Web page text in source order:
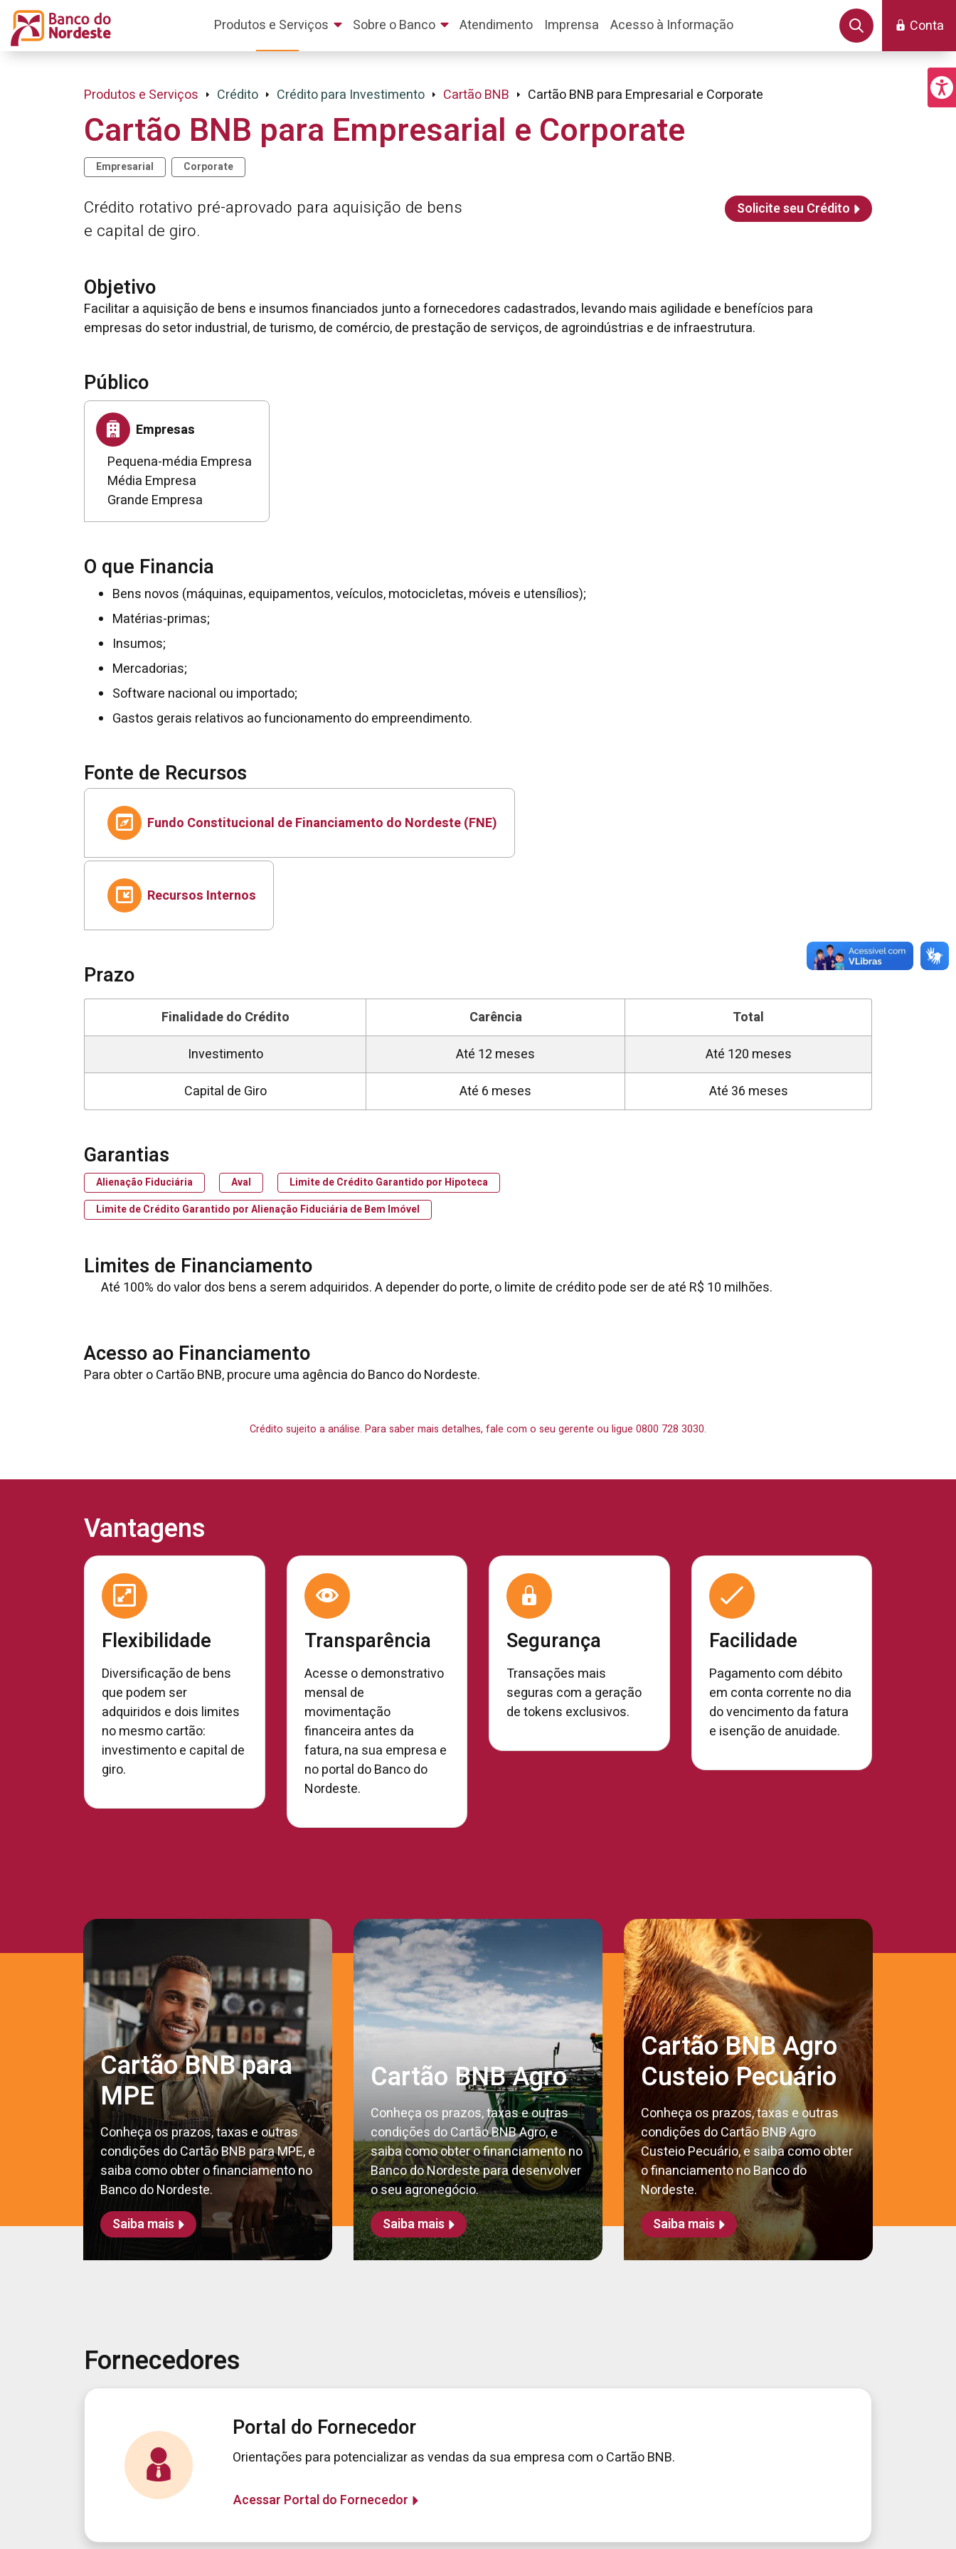
Conta
Produtos e Serviços Sobre o Banco Atendimento Imprensa Acesso à Informação
Produtos e Serviços Crédito Crédito para Investimento Cartão BNB Cartão BNB para Empresarial e Corporate
Cartão BNB para Empresarial e Corporate
Empresarial Corporate
Crédito rotativo pré-aprovado para aquisição de bens
e capital de giro.
Solicite seu Crédito
Objetivo
Facilitar a aquisição de bens e insumos financiados junto a fornecedores cadastrados, levando mais agilidade e benefícios para
empresas do setor industrial, de turismo, de comércio, de prestação de serviços, de agroindústrias e de infraestrutura.
Público
Empresas
Pequena-média Empresa
Média Empresa
Grande Empresa
O que Financia
Bens novos (máquinas, equipamentos, veículos, motocicletas, móveis e utensílios);
Matérias-primas;
Insumos;
Mercadorias;
Software nacional ou importado;
Gastos gerais relativos ao funcionamento do empreendimento.
Fonte de Recursos
Fundo Constitucional de Financiamento do Nordeste (FNE)
Recursos Internos
Prazo
Finalidade do Crédito Carência
Total
Investimento
Até 12 meses
Até 120 meses
Capital de Giro
Até 6 meses Até 36 meses
Garantias
Alienação Fiduciária Aval
Limite de Crédito Garantido por Hipoteca
Limite de Crédito Garantido por Alienação Fiduciária de Bem Imóvel
Limites de Financiamento
Até 100% do valor dos bens a serem adquiridos. A depender do porte, o limite de crédito pode ser de até R$ 10 milhões.
Acesso ao Financiamento
Para obter o Cartão BNB, procure uma agência do Banco do Nordeste.
Crédito sujeito a análise. Para saber mais detalhes, fale com o seu gerente ou ligue 0800 728 3030.
Vantagens
Flexibilidade
Diversificação de bens
que podem ser
adquiridos e dois limites
no mesmo cartão:
investimento e capital de
giro.
Transparência
Acesse o demonstrativo
mensal de
movimentação
financeira antes da
fatura, na sua empresa e
no portal do Banco do
Nordeste.
Segurança
Transações mais
seguras com a geração
de tokens exclusivos.
Facilidade
Pagamento com débito
em conta corrente no dia
do vencimento da fatura
e isenção de anuidade.
Cartão BNB para
MPE
Conheça os prazos, taxas e outras
condições do Cartão BNB para MPE, e
saiba como obter o financiamento no
Banco do Nordeste.
Saiba mais
Cartão BNB Agro
Conheça os prazos, taxas e outras
condições do Cartão BNB Agro, e
saiba como obter o financiamento no
Banco do Nordeste para desenvolver
o seu agronegócio.
Saiba mais
Cartão BNB Agro
Custeio Pecuário
Conheça os prazos, taxas e outras
condições do Cartão BNB Agro
Custeio Pecuário, e saiba como obter
o financiamento no Banco do
Nordeste.
Saiba mais
Fornecedores
Portal do Fornecedor
Orientações para potencializar as vendas da sua empresa com o Cartão BNB.
Acessar Portal do Fornecedor